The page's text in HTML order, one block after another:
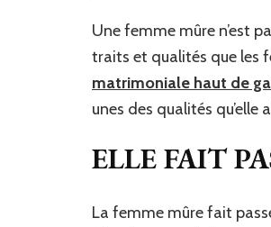
Une femme mûre n’est
traits et qualités que les
matrimoniale haut de
unes des qualités
ELLE FAIT
La femme mûre fait